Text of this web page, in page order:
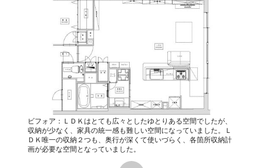
ビフォア：ＬＤＫはとても広々としたゆとりある空間でしたが、
収納が少なく、家具の統一感も難しい空間になっていました。Ｌ
ＤＫ唯一の収納２つも、奥行が深くて使いづらく、各箇所収納計
画が必要な空間となっていました。